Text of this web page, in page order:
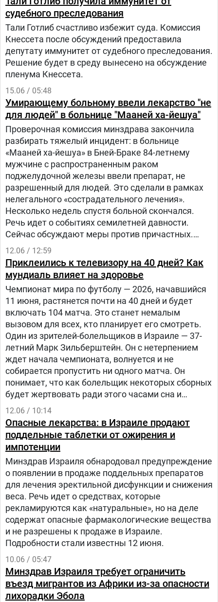
судебного преследования
Тали Готлиб счастливо избежит суда. Комиссия
Кнессета после обсуждений предоставила
депутату иммунитет от судебного преследования.
Решение будет в среду вынесено на обсуждение
пленума Кнессета.
15.06 / 05:48
Умирающему больному ввели лекарство "не
для людей" в больнице "Мааней ха-йешуа"
Проверочная комиссия минздрава закончила
разбирать тяжелый инцидент: в больнице
«Мааней ха-йешуа» в Бней-Браке 84-летнему
мужчине с распространенным раком
поджелудочной железы ввели препарат, не
разрешенный для людей. Это сделали в рамках
нелегального «сострадательного лечения».
Несколько недель спустя больной скончался.
Речь идет о событиях семилетней давности.
Сейчас обсуждают меры против причастных.
Подробности стали известны 15 июня.
12.06 / 12:59
Приклеились к телевизору на 40 дней? Как
мундиаль влияет на здоровье
Чемпионат мира по футболу — 2026, начавшийся
11 июня, растянется почти на 40 дней и будет
включать 104 матча. Это станет немалым
вызовом для всех, кто планирует его смотреть.
Один из зрителей-болельщиков в Израиле — 37-
летний Марк Зильберштейн. Он с нетерпением
ждет начала чемпионата, волнуется и не
собирается пропустить ни одного матча. Он
понимает, что как болельщик некоторых сборных
будет жертвовать ради этого часами сна и
отдыха. Марк не одинок. Миллионы болельщиков
ЧМ, называемого в Израиле (и не только)
испанским словом «мундиаль», будут выбиты из
привычного распорядка жизни. Телемарафон
изменит их биологические часы, питание и
настроение. Израильские врачи объясняют, как
пережить мундиаль с наименьшими потерями
для здоровья.
12.06 / 10:14
Опасные лекарства: в Израиле продают
поддельные таблетки от ожирения и
импотенции
Минздрав Израиля обнародовал предупреждение
о появлении в продаже поддельных препаратов
для лечения эректильной дисфункции и снижения
веса. Речь идет о средствах, которые
рекламируются как «натуральные», но на деле
содержат опасные фармакологические вещества
и не разрешены к продаже в Израиле.
Подробности стали известны 12 июня.
10.06 / 05:47
Минздрав Израиля требует ограничить
въезд мигрантов из Африки из-за опасности
лихорадки Эбола